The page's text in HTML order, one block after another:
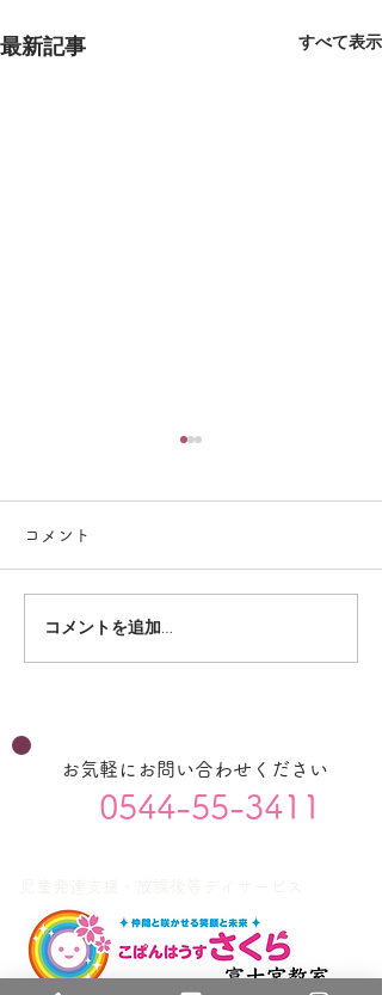
最新記事 すべて表示
8月のプログラム（放デ
コメント
コメントを追加…
お気軽にお問い合わせください
0544-55-3411